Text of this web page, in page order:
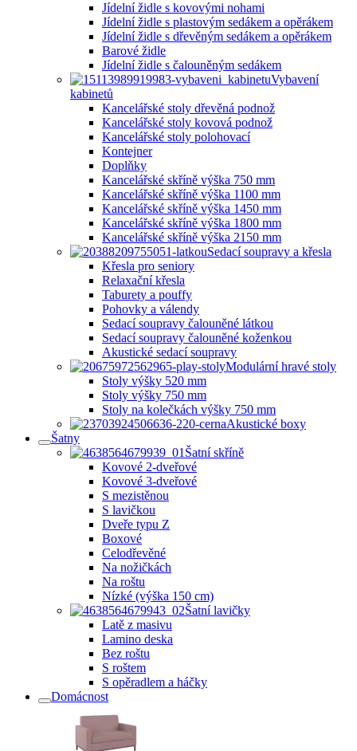
Jídelní židle s kovovými nohami
Jídelní židle s plastovým sedákem a opěrákem
Jídelní židle s dřevěným sedákem a opěrákem
Barové židle
Jídelní židle s čalouněným sedákem
Vybavení
kabinetů
Kancelářské stoly dřevěná podnož
Kancelářské stoly kovová podnož
Kancelářské stoly polohovací
Kontejner
Doplňky
Kancelářské skříně výška 750 mm
Kancelářské skříně výška 1100 mm
Kancelářské skříně výška 1450 mm
Kancelářské skříně výška 1800 mm
Kancelářské skříně výška 2150 mm
Sedací soupravy a křesla
Křesla pro seniory
Relaxační křesla
Taburety a pouffy
Pohovky a válendy
Sedací soupravy čalouněné látkou
Sedací soupravy čalouněné koženkou
Akustické sedací soupravy
Modulární hravé stoly
Stoly výšky 520 mm
Stoly výšky 750 mm
Stoly na kolečkách výšky 750 mm
Akustické boxy
Šatny
Šatní skříně
Kovové 2-dveřové
Kovové 3-dveřové
S mezistěnou
S lavičkou
Dveře typu Z
Boxové
Celodřevěné
Na nožičkách
Na roštu
Nízké (výška 150 cm)
Šatní lavičky
Latě z masivu
Lamino deska
Bez roštu
S roštem
S opěradlem a háčky
Domácnost